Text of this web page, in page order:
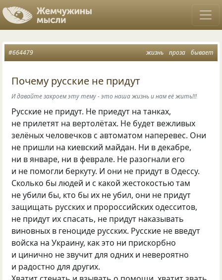
жизнь проза бывает
#664479
Почему русские не придут
И давайте закроем эту тему - это наша жизнь и нам её жить!!!
Русские не придут. Не приедут на танках,
не прилетят на вертолётах. Не будет вежливых
зелёных человечков с автоматом наперевес. Они
не пришли на киевский майдан. Ни в декабре,
ни в январе, ни в феврале. Не разогнали его
и не помогли беркуту. И они не придут в Одессу.
Сколько бы людей и с какой жестокостью там
не убили бы, кто бы их не убил, они не придут
защищать русских и пророссийских одесситов,
не придут их спасать, не придут наказывать
виновных в геноциде русских. Русские не введут
войска на Украину, как это ни прискорбно
и цинично не звучит для одних и невероятно
и радостно для других.